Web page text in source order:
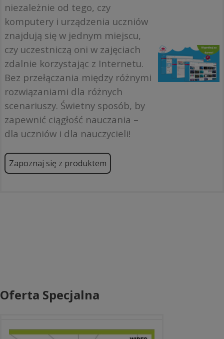
niezależnie od tego, czy
komputery i urządzenia uczniów
znajdują się w jednym miejscu,
czy uczestniczą oni w zajęciach
zdalnie korzystając z Internetu.
Bez przełączania między różnymi
rozwiązaniami dla różnych
scenariuszy. Świetny sposób, by
zapewnić ciągłość nauczania –
dla uczniów i dla nauczycieli!
Zapoznaj się z produktem
Oferta Specjalna